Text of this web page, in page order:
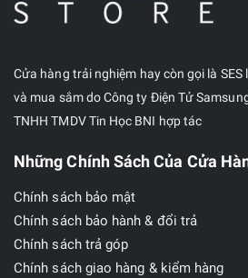
Cửa hàng trải nghiệm hay còn gọi là
và mua sắm do Công ty Điện Tử
TNHH TMDV Tin Học BNI hợp tác
Những Chính Sách Của Cửa
Chính sách bảo mật
Chính sách bảo hành & đổi trả
Chính sách trả góp
Chính sách giao hàng & kiểm hàng